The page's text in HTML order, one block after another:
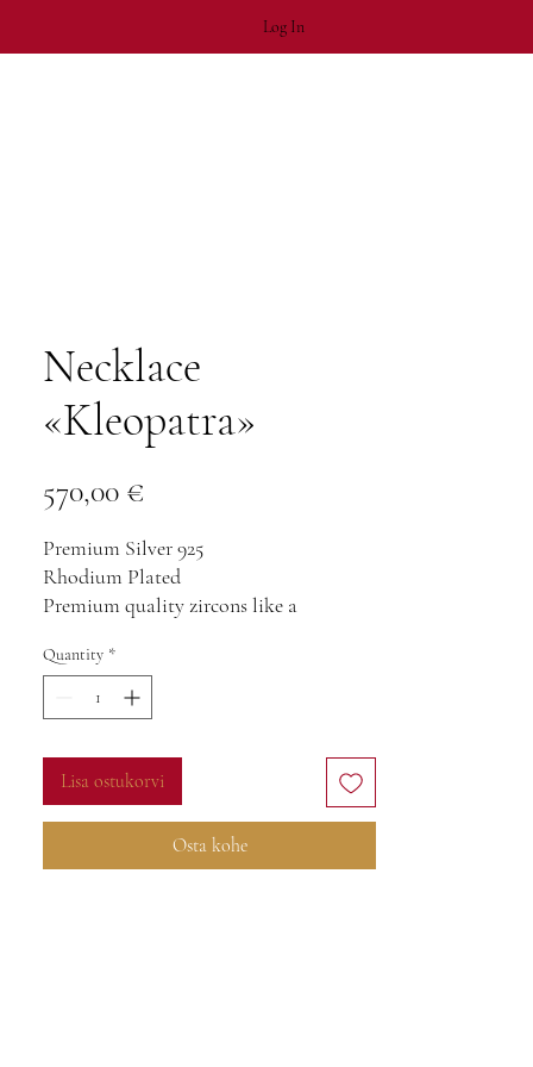
Log In
Necklace
«Kleopatra»
570,00 €
Premium Silver 925
Rhodium Plated
Premium quality zircons like a
Quantity *
Lisa ostukorvi
Osta kohe